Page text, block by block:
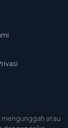
mengunggah atau